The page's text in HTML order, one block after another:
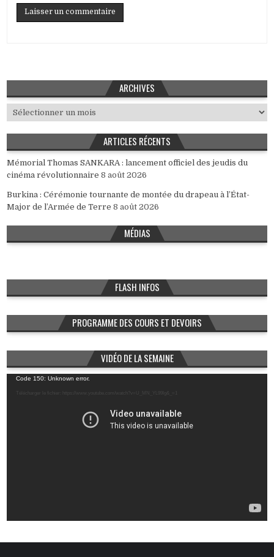
ARCHIVES
Archives
ARTICLES RÉCENTS
Mémorial Thomas SANKARA : lancement officiel des jeudis du
cinéma révolutionnaire 8 août 2026
Burkina : Cérémonie tournante de montée du drapeau à l’État-
Major de l’Armée de Terre 8 août 2026
MÉDIAS
FLASH INFOS
PROGRAMME DES COURS ET DEVOIRS
VIDÉO DE LA SEMAINE
Lecteur
vidéo
Code 150: Unknown error.
Télécharger le fichier: https://www.youtube.com/watch?v=U_MN_YL99Ig&_=1